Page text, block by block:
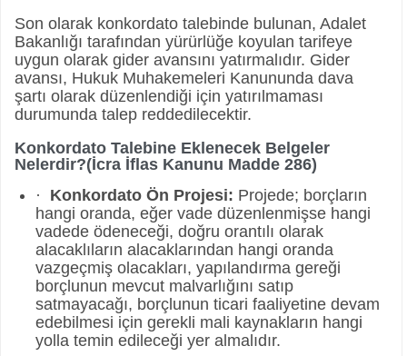
Son olarak konkordato talebinde bulunan, Adalet
Bakanlığı tarafından yürürlüğe koyulan tarifeye
uygun olarak gider avansını yatırmalıdır. Gider
avansı, Hukuk Muhakemeleri Kanununda dava
şartı olarak düzenlendiği için yatırılmaması
durumunda talep reddedilecektir.
Konkordato Talebine Eklenecek Belgeler
Nelerdir?(İcra İflas Kanunu Madde 286)
· Konkordato Ön Projesi: Projede; borçların
hangi oranda, eğer vade düzenlenmişse hangi
vadede ödeneceği, doğru orantılı olarak
alacaklıların alacaklarından hangi oranda
vazgeçmiş olacakları, yapılandırma gereği
borçlunun mevcut malvarlığını satıp
satmayacağı, borçlunun ticari faaliyetine devam
edebilmesi için gerekli mali kaynakların hangi
yolla temin edileceği yer almalıdır.